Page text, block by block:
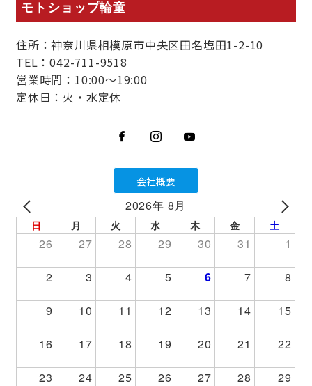
モトショップ輪童
住所：神奈川県相模原市中央区田名塩田1-2-10
TEL：042-711-9518
営業時間：10:00～19:00
定休日：火・水定休
会社概要
2026年 8月
日 月 火 水 木 金 土
26 27 28 29 30 31 1
2 3 4 5 6 7 8
9 10 11 12 13 14 15
16 17 18 19 20 21 22
23 24 25 26 27 28 29